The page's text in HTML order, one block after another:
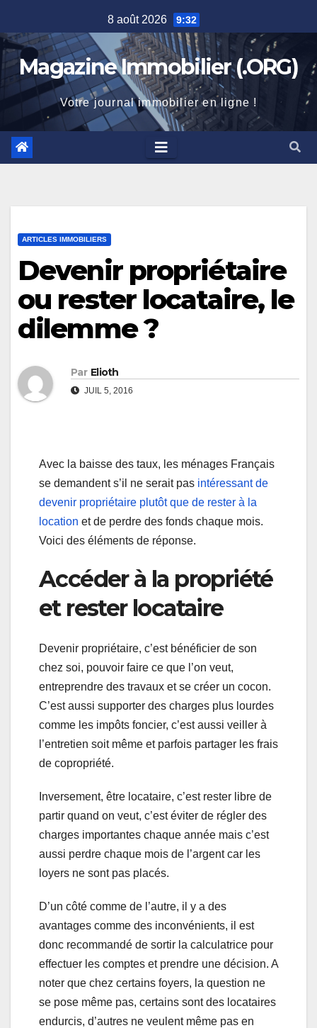
to
content
8 août 2026 9:32
Magazine Immobilier (.ORG)
Votre journal immobilier en ligne !
ARTICLES IMMOBILIERS
Devenir propriétaire
ou rester locataire, le
dilemme ?
Par Elioth
JUIL 5, 2016
Avec la baisse des taux, les ménages Français
se demandent s’il ne serait pas intéressant de
devenir propriétaire plutôt que de rester à la
location et de perdre des fonds chaque mois.
Voici des éléments de réponse.
Accéder à la propriété
et rester locataire
Devenir propriétaire, c’est bénéficier de son
chez soi, pouvoir faire ce que l’on veut,
entreprendre des travaux et se créer un cocon.
C’est aussi supporter des charges plus lourdes
comme les impôts foncier, c’est aussi veiller à
l’entretien soit même et parfois partager les frais
de copropriété.
Inversement, être locataire, c’est rester libre de
partir quand on veut, c’est éviter de régler des
charges importantes chaque année mais c’est
aussi perdre chaque mois de l’argent car les
loyers ne sont pas placés.
D’un côté comme de l’autre, il y a des
avantages comme des inconvénients, il est
donc recommandé de sortir la calculatrice pour
effectuer les comptes et prendre une décision. A
noter que chez certains foyers, la question ne
se pose même pas, certains sont des locataires
endurcis, d’autres ne veulent même pas en